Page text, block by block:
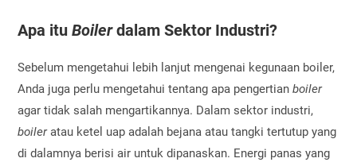
Apa ituBoilerdalam Sektor Industri?
Sebelum mengetahui lebih lanjut mengenai kegunaan boiler,
Anda juga perlu mengetahui tentang apa pengertianboiler
agar tidak salah mengartikannya. Dalam sektor industri,
boileratau ketel uap adalah bejana atau tangki tertutup yang
di dalamnya berisi air untuk dipanaskan. Energi panas yang